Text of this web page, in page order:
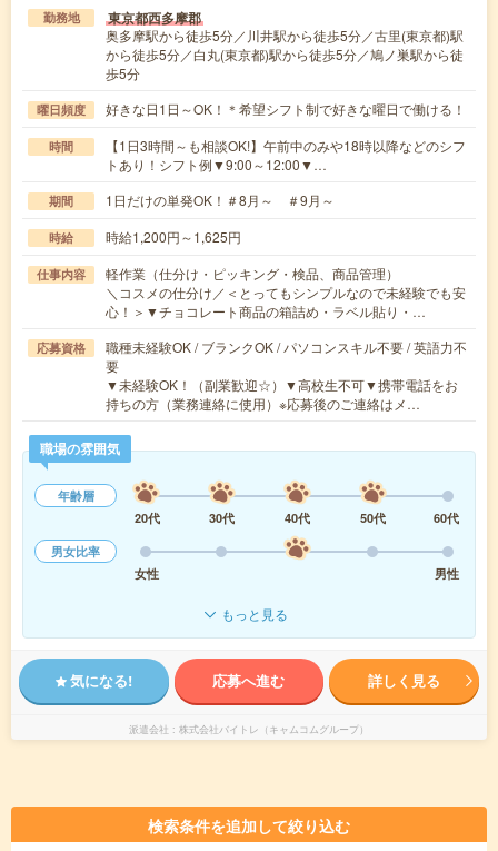
勤務地 東京都西多摩郡
奥多摩駅から徒歩5分／川井駅から徒歩5分／古里(東京都)駅
から徒歩5分／白丸(東京都)駅から徒歩5分／鳩ノ巣駅から徒
歩5分
曜日頻度 好きな日1日～OK！＊希望シフト制で好きな曜日で働ける！
時間
【1日3時間～も相談OK!】午前中のみや18時以降などのシフ
トあり！シフト例▼9:00～12:00▼…
期間 1日だけの単発OK！＃8月～ ＃9月～
時給 時給1,200円～1,625円
仕事内容
軽作業（仕分け・ピッキング・検品、商品管理）
＼コスメの仕分け／＜とってもシンプルなので未経験でも安
心！＞▼チョコレート商品の箱詰め・ラベル貼り・…
応募資格
職種未経験OK / ブランクOK / パソコンスキル不要 / 英語力不
要
▼未経験OK！（副業歓迎☆）▼高校生不可▼携帯電話をお
持ちの方（業務連絡に使用）※応募後のご連絡はメ…
職場の雰囲気
年齢層
20代
30代 40代 50代
60代
男女比率
女性
男性
もっと見る
気になる! 応募へ進む 詳しく見る
派遣会社 株式会社バイトレ（キャムコムグループ）
検索条件を追加して絞り込む